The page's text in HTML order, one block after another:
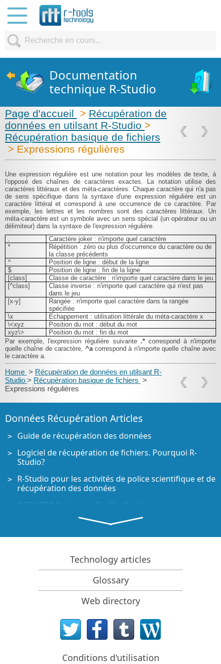
Documentation
technique R-Studio
Page d'accueil > Récupération de
données en utilsant R-Studio >
Récupération basique de fichiers
> Expressions régulières
Une expression régulière est une notation pour les modèles de texte, à
l'opposé des chaînes de caractères exactes. La notation utilise des
caractères littéraux et des méta-caractères. Chaque caractère qui n'a pas
de sens spécifique dans la syntaxe d'une expression régulière est un
caractère littéral et correspond à une occurrence de ce caractère. Par
exemple, les lettres et les nombres sont des caractères littéraux. Un
méta-caractère est un symbole avec un sens spécial (un opérateur ou un
délimiteur) dans la syntaxe de l'expression régulière.
.
Caractère joker : n'importe quel caractère
*
Répétition : zéro ou plus d'occurrence du caractère ou de
la classe précédents
^
Position de ligne : début de la ligne
$
Position de ligne : fin de la ligne
[class]
Classe de caractère : n'importe quel caractère dans le jeu
[^class]
Classe inverse : n'importe quel caractère qui n'est pas
dans le jeu
[x-y]
Rangée : n'importe quel caractère dans la rangée
spécifiée
\x
Echappement : utilisation littérale du méta-caractère x
\<xyz
Position du mot : début du mot
xyz\>
Position du mot : fin du mot
Par exemple, l'expression régulière suivante .* correspond à n'importe
quelle chaîne de caractère, ^acorrespond à n'importe quelle chaîne avec
le caractère a.
Home > Récupération de données en utilsant R-
Studio > Récupération basique de fichiers >
Expressions régulières
Données Récupération Articles
Guide de récupération des données
Logiciel de récupération de fichiers. Pourquoi R-
Studio?
R-Studio pour les activités de police scientifique et de
récupération des données
R-STUDIO Review on TopTenReviews
Spécificités de récupération de fichiers pour les
Prévoir le succès des cas communs de récupération
Récupération des données remplacées
Récupération de fichier d'urgence utilisant R-Studio
Présentation de RAID Recovery
R-Studio : Récupération des données d'un ordinateur
Technology articles
Glossary
Web directory
Conditions d'utilisation